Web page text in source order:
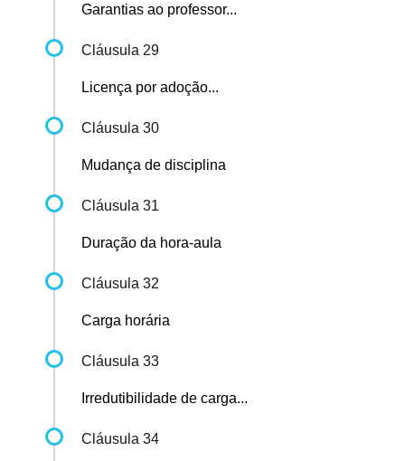
Garantias ao professor...
Cláusula 29
Licença por adoção...
Cláusula 30
Mudança de disciplina
Cláusula 31
Duração da hora-aula
Cláusula 32
Carga horária
Cláusula 33
Irredutibilidade de carga...
Cláusula 34